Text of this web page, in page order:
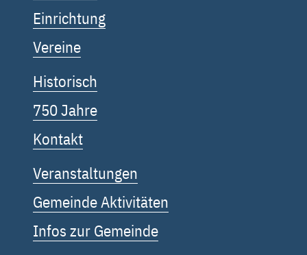
Einrichtung
Vereine
Historisch
750 Jahre
Kontakt
Veranstaltungen
Gemeinde Aktivitäten
Infos zur Gemeinde